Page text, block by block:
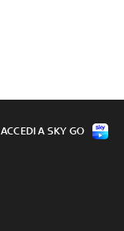
ACCEDI A SKY GO